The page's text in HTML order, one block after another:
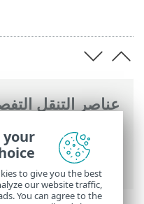
عناصر التنقل
تعليمات ESET عبر الإنترنت
استخدام ‎ESET PROTECT
ESET PROTECT
>
your
to give you the best
our website traffic,
You can agree to the